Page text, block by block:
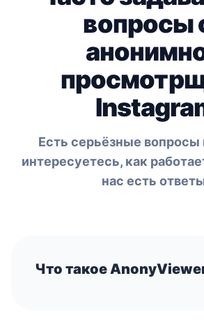
вопросы
Есть серьёзные вопросы
интересуетесь, как
нас есть
Что такое